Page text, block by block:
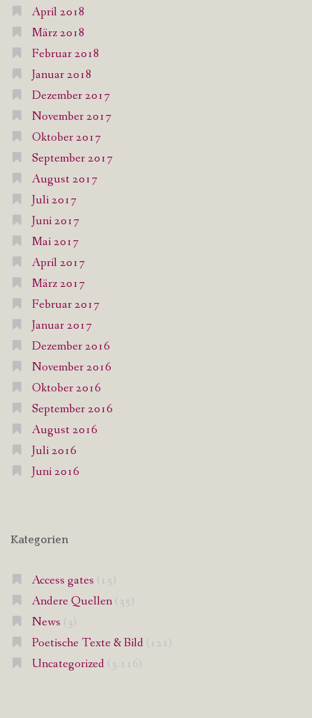
April 2018
März 2018
Februar 2018
Januar 2018
Dezember 2017
November 2017
Oktober 2017
September 2017
August 2017
Juli 2017
Juni 2017
Mai 2017
April 2017
März 2017
Februar 2017
Januar 2017
Dezember 2016
November 2016
Oktober 2016
September 2016
August 2016
Juli 2016
Juni 2016
Kategorien
Access gates (15)
Andere Quellen(35)
News (3)
Poetische Texte & Bild (121)
Uncategorized (3.116)